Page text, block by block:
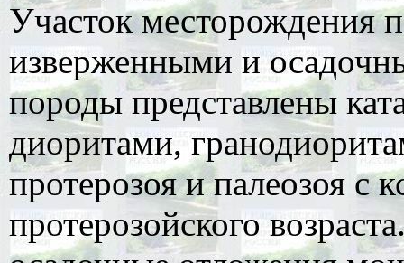
Участок месторождения
изверженными и
породы представлены
диоритами,
протерозоя и палеозоя с
протерозойского